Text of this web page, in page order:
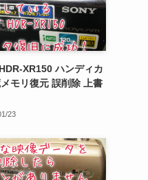
XR150 ハンディカ
モリ復元 誤削除 上書
23